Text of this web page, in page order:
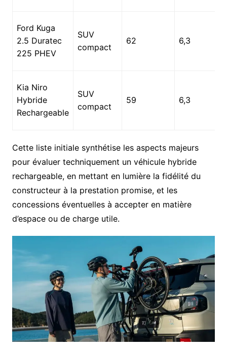
Ford Kuga
2.5 Duratec
225 PHEV
SUV
compact
62 6,3
Kia Niro
Hybride
Rechargeable
SUV
compact
59 6,3
Cette liste initiale synthétise les aspects majeurs
pour évaluer techniquement un véhicule hybride
rechargeable, en mettant en lumière la fidélité du
constructeur à la prestation promise, et les
concessions éventuelles à accepter en matière
d’espace ou de charge utile.